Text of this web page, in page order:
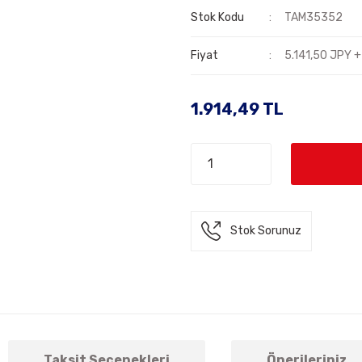
Stok Kodu TAM35352
Fiyat 5.141,50 JPY +
1.914,49 TL
Stok Sorunuz